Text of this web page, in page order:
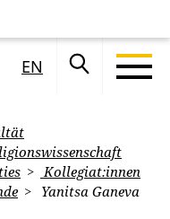
EN
Kollegiat:innen
Yanitsa Ganeva